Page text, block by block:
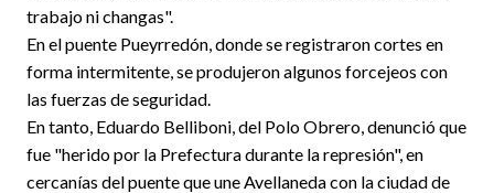
trabajo ni changas".
En el puente Pueyrredón, donde se registraron cortes en
forma intermitente, se produjeron algunos forcejeos con
las fuerzas de seguridad.
En tanto, Eduardo Belliboni, del Polo Obrero, denunció que
fue "herido por la Prefectura durante la represión", en
cercanías del puente que une Avellaneda con la ciudad de